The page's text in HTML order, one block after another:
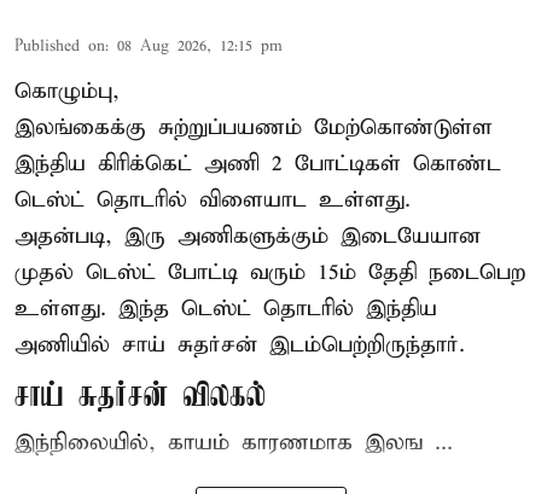
Published on: 08 Aug 2026, 12:15 pm
கொழும்பு,
இலங்கைக்கு சுற்றுப்பயணம் மேற்கொண்டுள்ள
இந்திய கிரிக்கெட் அணி 2 போட்டிகள் கொண்ட
டெஸ்ட் தொடரில் விளையாட உள்ளது.
அதன்படி, இரு அணிகளுக்கும் இடையேயான
முதல் டெஸ்ட் போட்டி வரும் 15ம் தேதி நடைபெற
உள்ளது. இந்த டெஸ்ட் தொடரில் இந்திய
அணியில் சாய் சுதர்சன் இடம்பெற்றிருந்தார்.
சாய் சுதர்சன் விலகல்
இந்நிலையில், காயம் காரணமாக இலங ...